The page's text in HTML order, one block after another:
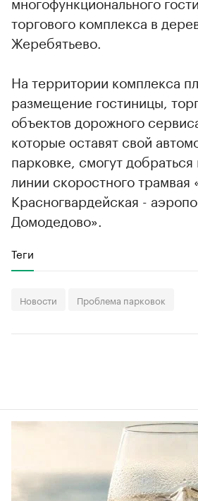
торгового комплекса в
Жеребятьево.
На территории комплекса
размещение гостиницы,
объектов дорожного
которые оставят свой
парковке, смогут
линии скоростного
Красногвардейская -
Домодедово».
Теги
Новости Проблема парковок